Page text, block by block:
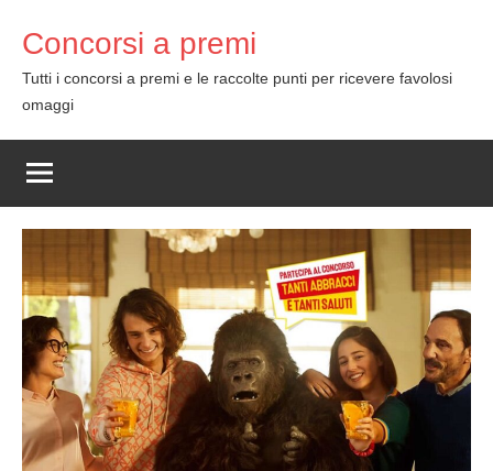
content
Concorsi a premi
Tutti i concorsi a premi e le raccolte punti per ricevere favolosi
omaggi